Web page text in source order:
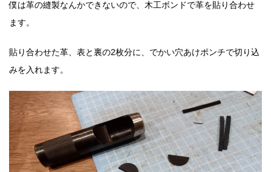
僕は革の縫製なんかできないので、木工ボンドで革を貼り合わせ
ます。
貼り合わせた革、表と裏の2枚分に、でかい穴あけポンチで切り込
みを入れます。